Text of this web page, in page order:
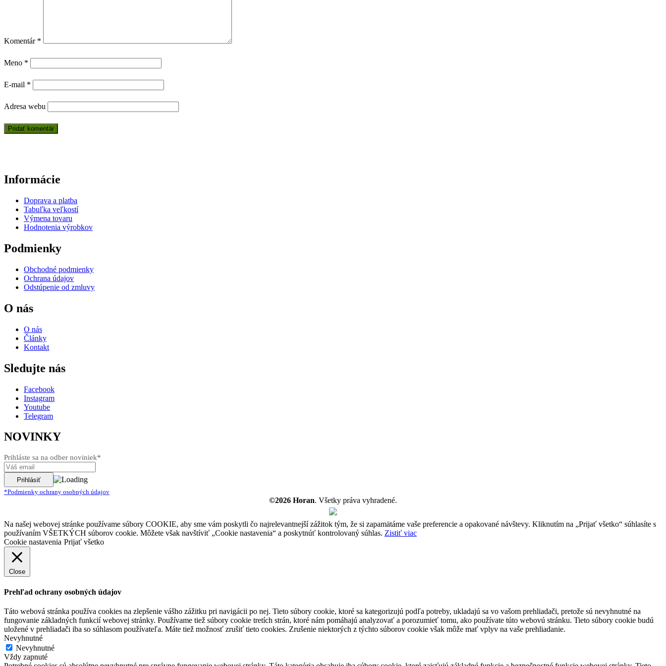
Komentár *
Meno *
E-mail *
Adresa webu
Informácie
Doprava a platba
Tabuľka veľkostí
Výmena tovaru
Hodnotenia výrobkov
Podmienky
Obchodné podmienky
Ochrana údajov
Odstúpenie od zmluvy
O nás
O nás
Články
Kontakt
Sledujte nás
Facebook
Instagram
Youtube
Telegram
NOVINKY
Prihláste sa na odber noviniek*
*Podmienky ochrany osobných údajov
©2026 Horan. Všetky práva vyhradené.
Na našej webovej stránke používame súbory COOKIE, aby sme vám poskytli čo najrelevantnejší zážitok tým, že si zapamätáme vaše preferencie a opakované návštevy. Kliknutím na „Prijať všetko“ súhlasíte s
používaním VŠETKÝCH súborov cookie. Môžete však navštíviť „Cookie nastavenia“ a poskytnúť kontrolovaný súhlas. Zistiť viac
Cookie nastavenia Prijať všetko
Close
Prehľad ochrany osobných údajov
Táto webová stránka používa cookies na zlepšenie vášho zážitku pri navigácii po nej. Tieto súbory cookie, ktoré sa kategorizujú podľa potreby, ukladajú sa vo vašom prehliadači, pretože sú nevyhnutné na
fungovanie základných funkcií webovej stránky. Používame tiež súbory cookie tretích strán, ktoré nám pomáhajú analyzovať a porozumieť tomu, ako používate túto webovú stránku. Tieto súbory cookie budú
uložené v prehliadači iba so súhlasom používateľa. Máte tiež možnosť zrušiť tieto cookies. Zrušenie niektorých z týchto súborov cookie však môže mať vplyv na vaše prehliadanie.
Nevyhnutné
Nevyhnutné
Vždy zapnuté